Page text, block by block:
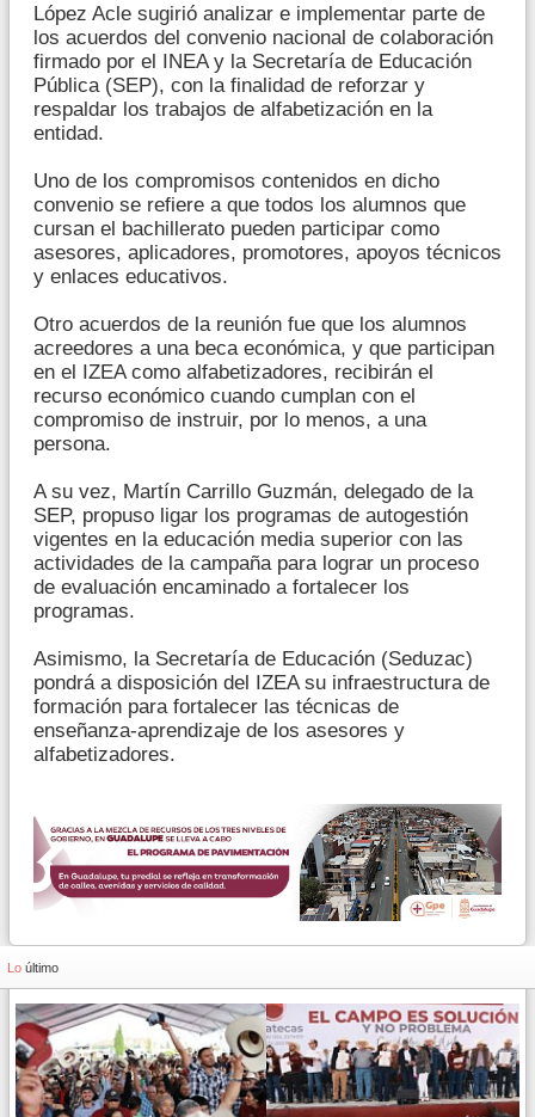
López Acle sugirió analizar e implementar parte de
los acuerdos del convenio nacional de colaboración
firmado por el INEA y la Secretaría de Educación
Pública (SEP), con la finalidad de reforzar y
respaldar los trabajos de alfabetización en la
entidad.
Uno de los compromisos contenidos en dicho
convenio se refiere a que todos los alumnos que
cursan el bachillerato pueden participar como
asesores, aplicadores, promotores, apoyos técnicos
y enlaces educativos.
Otro acuerdos de la reunión fue que los alumnos
acreedores a una beca económica, y que participan
en el IZEA como alfabetizadores, recibirán el
recurso económico cuando cumplan con el
compromiso de instruir, por lo menos, a una
persona.
A su vez, Martín Carrillo Guzmán, delegado de la
SEP, propuso ligar los programas de autogestión
vigentes en la educación media superior con las
actividades de la campaña para lograr un proceso
de evaluación encaminado a fortalecer los
programas.
Asimismo, la Secretaría de Educación (Seduzac)
pondrá a disposición del IZEA su infraestructura de
formación para fortalecer las técnicas de
enseñanza-aprendizaje de los asesores y
alfabetizadores.
Lo último